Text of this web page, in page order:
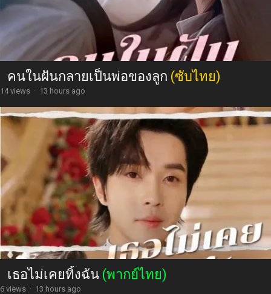
คนในฝันกลายเป็นพ่อของลูก (ซับไทย)
14 views · 13 hours ago
เธอไม่เคยทิ้งฉัน (พากย์ไทย)
6 views · 13 hours ago